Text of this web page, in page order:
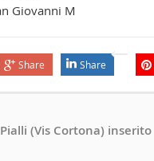
Giovanni M
Share Share
(Vis Cortona) inserito